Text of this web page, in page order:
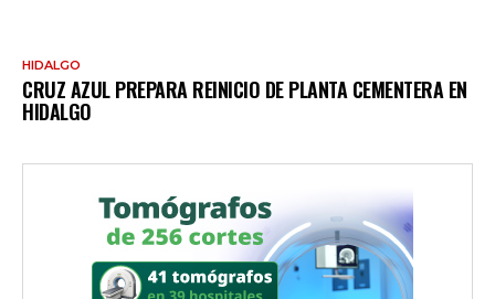
HIDALGO
CRUZ AZUL PREPARA REINICIO DE PLANTA CEMENTERA EN
HIDALGO